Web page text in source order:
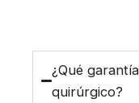
¿Qué
quirúrgico?